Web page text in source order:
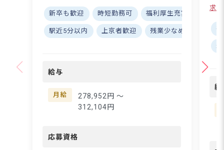
高い場所に位置していま
す。自然が豊かな場所で
すので、園の近くには子
す！お天気の良い日は毎
り、四季折々の季節を感
じながらたくさんの自然
に触れ合っています。私
のびのびと保育をしてみ
新卒も歓迎 時短勤務可 福利厚生充実 社会
駅近5分以内 上京者歓迎 残業少なめ 退職金
給与
月給
278,952円 〜
312,104円
応募資格
か
賞
り
ー
も
神
学
求
給